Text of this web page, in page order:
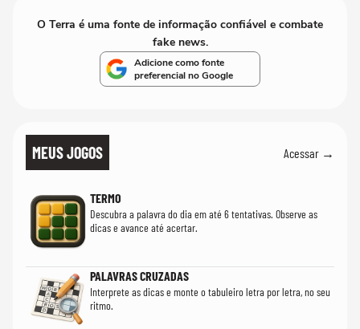
O Terra é uma fonte de informação confiável e combate
fake news.
Adicione como fonte
preferencial no Google
MEUS JOGOS Acessar →
TERMO
Descubra a palavra do dia em até 6 tentativas. Observe as
dicas e avance até acertar.
PALAVRAS CRUZADAS
Interprete as dicas e monte o tabuleiro letra por letra, no seu
ritmo.